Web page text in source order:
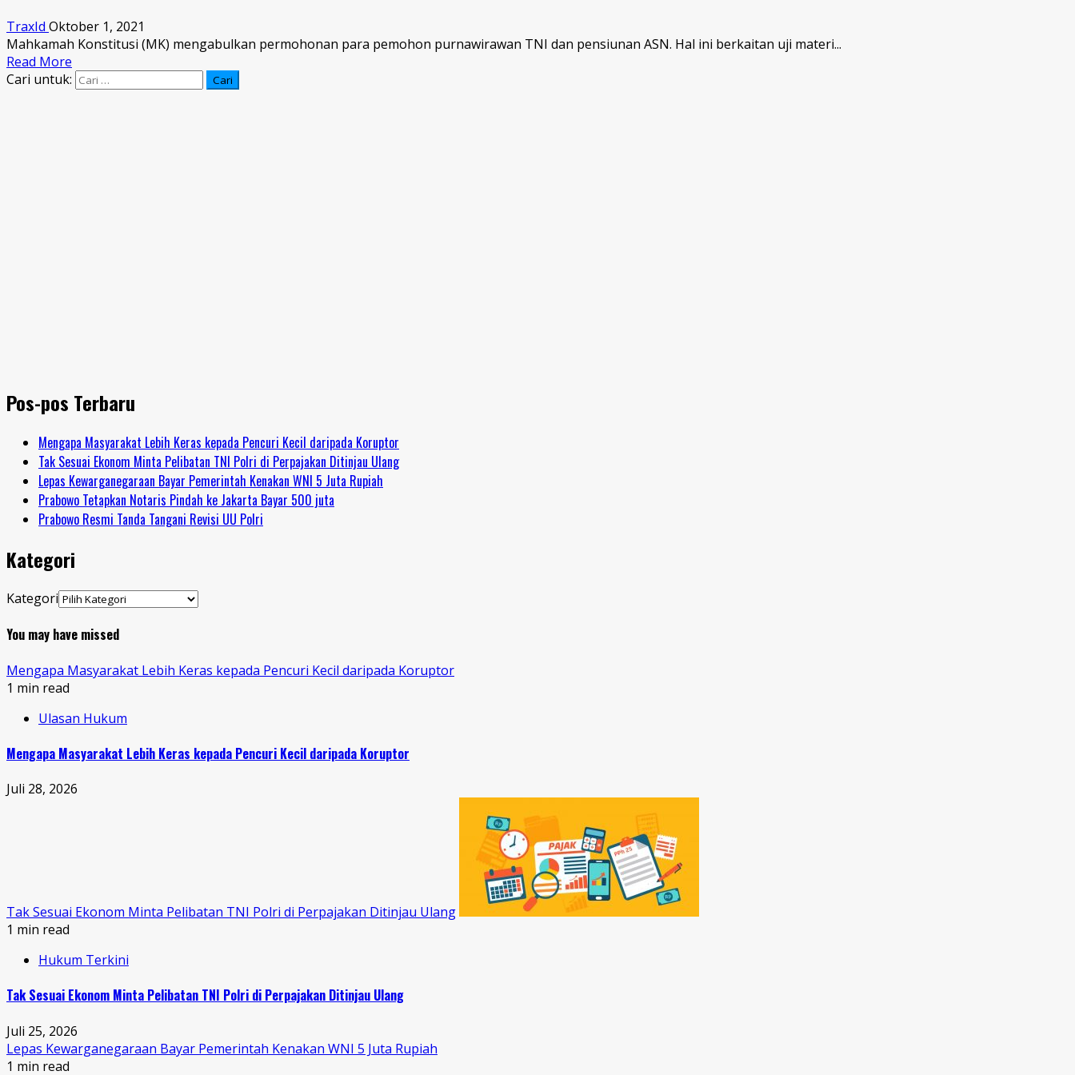
TraxId Oktober 1, 2021
Mahkamah Konstitusi (MK) mengabulkan permohonan para pemohon purnawirawan TNI dan pensiunan ASN. Hal ini berkaitan uji materi...
Read More
Cari untuk:
Pos-pos Terbaru
Mengapa Masyarakat Lebih Keras kepada Pencuri Kecil daripada Koruptor
Tak Sesuai Ekonom Minta Pelibatan TNI Polri di Perpajakan Ditinjau Ulang
Lepas Kewarganegaraan Bayar Pemerintah Kenakan WNI 5 Juta Rupiah
Prabowo Tetapkan Notaris Pindah ke Jakarta Bayar 500 juta
Prabowo Resmi Tanda Tangani Revisi UU Polri
Kategori
Kategori
You may have missed
Mengapa Masyarakat Lebih Keras kepada Pencuri Kecil daripada Koruptor
1 min read
Ulasan Hukum
Mengapa Masyarakat Lebih Keras kepada Pencuri Kecil daripada Koruptor
Juli 28, 2026
Tak Sesuai Ekonom Minta Pelibatan TNI Polri di Perpajakan Ditinjau Ulang
1 min read
Hukum Terkini
Tak Sesuai Ekonom Minta Pelibatan TNI Polri di Perpajakan Ditinjau Ulang
Juli 25, 2026
Lepas Kewarganegaraan Bayar Pemerintah Kenakan WNI 5 Juta Rupiah
1 min read